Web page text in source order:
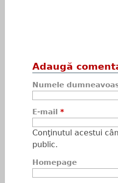
Adaugă
Numele
E-mail *
Conţinutul acestui
public.
Homepage